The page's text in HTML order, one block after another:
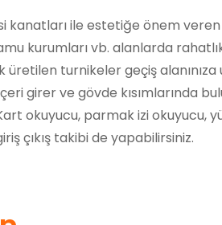
kanatları ile estetiğe önem
kurumları vb. alanlarda
turnikeler geçiş
girer ve gövde kısımlarında
okuyucu, parmak izi okuyucu,
çıkış takibi de yapabilirsiniz.